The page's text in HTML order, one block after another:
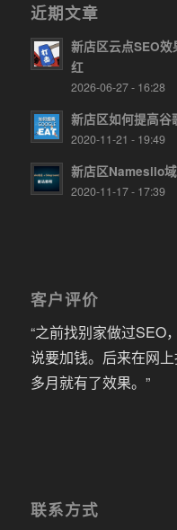
近期文章
新店区云点SEO
红
2026-06-27 - 16:28
新店区如何提高谷
2020-11-21 - 19:49
新店区Namesilo
2020-11-17 - 17:39
客户评价
“之前找别家做过SEO
说要加钱。后来在网
多月就有了效果。”
联系方式